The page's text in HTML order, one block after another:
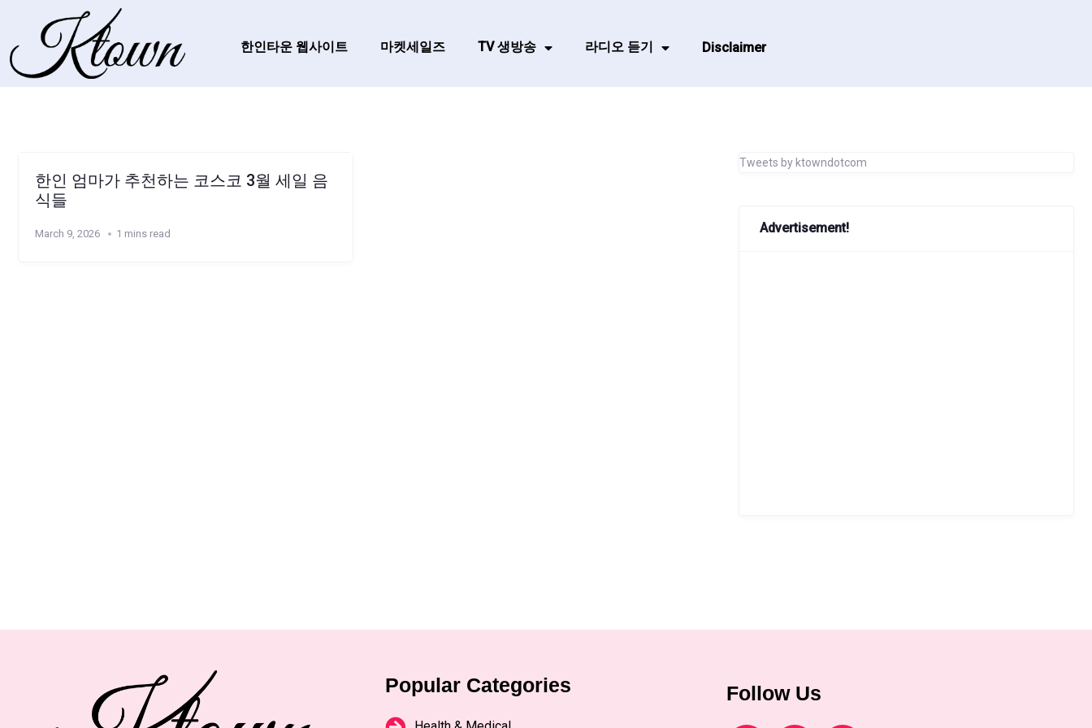
한인타운 웹사이트 마켓세일즈 TV 생방송 라디오 듣기 Disclaimer
한인 엄마가 추천하는 코스코 3월 세일 음
식들
March 9, 2026 1 mins read
Tweets by ktowndotcom
Advertisement!
Popular Categories Follow Us